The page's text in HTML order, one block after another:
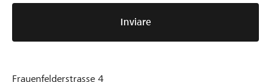
Inviare
Frauenfelderstrasse 4